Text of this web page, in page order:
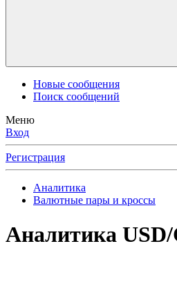
Новые сообщения
Поиск сообщений
Меню
Вход
Регистрация
Аналитика
Валютные пары и кроссы
Аналитика